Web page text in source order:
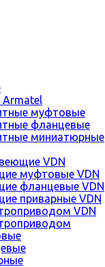
муфтовые
фланцевые
миниатюрные
VDN
муфтовые VDN
фланцевые VDN
приварные VDN
VDN